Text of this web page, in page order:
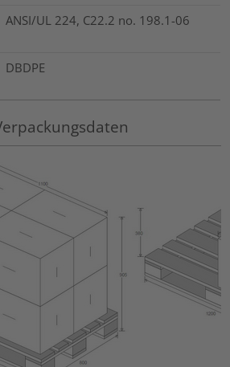
ANSI/UL 224, C22.2 no. 198.1-06
DBDPE